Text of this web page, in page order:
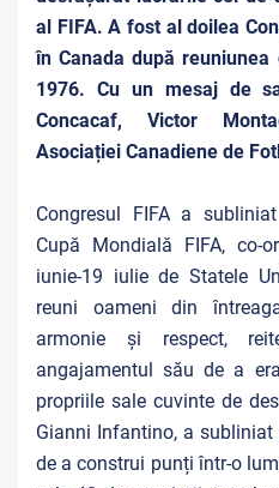
al FIFA. A fost al doilea
în Canada după
1976. Cu un mesaj de
Concacaf, Victor
Asociației Canadiene de
Congresul FIFA a
Cupă Mondială FIFA, co-
iunie-19 iulie de Statele
reuni oameni din
armonie și respect,
angajamentul său de a
propriile sale cuvinte de
Gianni Infantino, a
de a construi punți într-o